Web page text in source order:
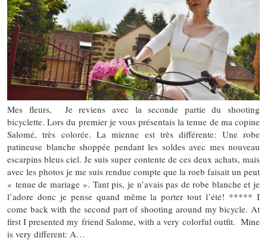
Mes fleurs, Je reviens avec la seconde partie du shooting
bicyclette. Lors du premier je vous présentais la tenue de ma copine
Salomé, très colorée. La mienne est très différente: Une robe
patineuse blanche shoppée pendant les soldes avec mes nouveau
escarpins bleus ciel. Je suis super contente de ces deux achats, mais
avec les photos je me suis rendue compte que la roeb faisait un peut
« tenue de mariage ». Tant pis, je n’avais pas de robe blanche et je
l’adore donc je pense quand même la porter tout l’été! ***** I
come back with the second part of shooting around my bicycle. At
first I presented my friend Salome, with a very colorful outfit. Mine
is very different: A…